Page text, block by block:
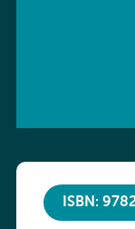
ISBN: